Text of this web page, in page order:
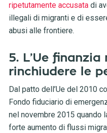
ripetutamente accusatadi
illegali di migranti e di
abusi alle frontiere.
5. L’Ue
rinchiudere le
Dal patto dell’Ue del 2010
Fondo fiduciario di
nel novembre 2015 quando
forte aumento di flussi